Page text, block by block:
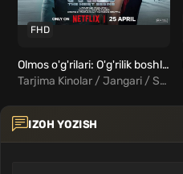
FHD
Olmos o'g'rilari: O'g'rilik boshlanishi Uzbek Tilida
Tarjima Kinolar / Jangari / Sarguzasht / Triller / Hind Kinolar Uzbek Tilida
IZOH YOZISH